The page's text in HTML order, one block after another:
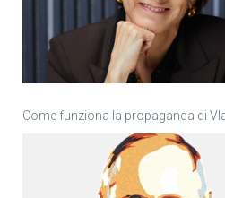
Come funziona la propaganda di